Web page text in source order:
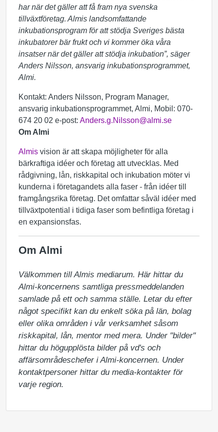
har när det gäller att få fram nya svenska
tillväxtföretag. Almis landsomfattande
inkubationsprogram för att stödja Sveriges bästa
inkubatorer bär frukt och vi kommer öka våra
insatser när det gäller att stödja inkubation”, säger
Anders Nilsson, ansvarig inkubationsprogrammet,
Almi.
Kontakt: Anders Nilsson, Program Manager,
ansvarig inkubationsprogrammet, Almi, Mobil: 070-
674 20 02 e-post: Anders.g.Nilsson@almi.se
Om Almi
Almis vision är att skapa möjligheter för alla
bärkraftiga idéer och företag att utvecklas. Med
rådgivning, lån, riskkapital och inkubation möter vi
kunderna i företagandets alla faser - från idéer till
framgångsrika företag. Det omfattar såväl idéer med
tillväxtpotential i tidiga faser som befintliga företag i
en expansionsfas.
Om Almi
Välkommen till Almis mediarum. Här hittar du
Almi-koncernens samtliga pressmeddelanden
samlade på ett och samma ställe. Letar du efter
något specifikt kan du enkelt söka på län, bolag
eller olika områden i vår verksamhet såsom
riskkapital, lån, mentor med mera. Under "bilder"
hittar du högupplösta bilder på vd's och
affärsområdeschefer i Almi-koncernen. Under
kontaktpersoner hittar du media-kontakter för
varje region.